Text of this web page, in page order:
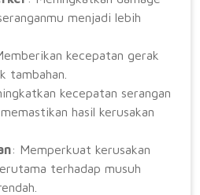
menjadi lebih
kecepatan gerak
tambahan.
kecepatan serangan
hasil kerusakan
: Memperkuat kerusakan
terhadap musuh